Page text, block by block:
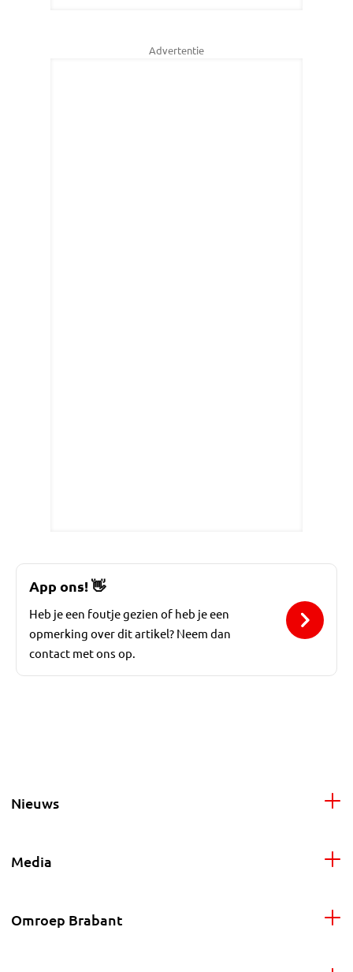
Advertentie
App ons!👋
Heb je een foutje gezien of heb je een
opmerking over dit artikel? Neem dan
contact met ons op.
Nieuws
Media
Omroep Brabant